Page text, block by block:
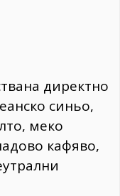
директно
синьо,
меко
кафяво,